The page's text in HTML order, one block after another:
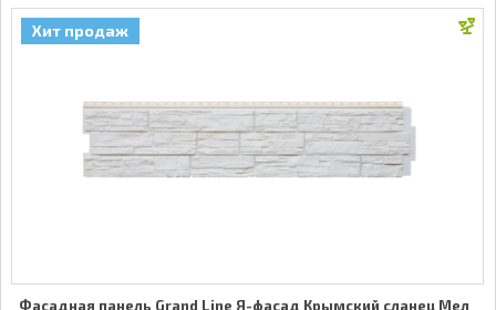
Хит продаж
Фасадная панель Grand Line Я-фасад Крымский сланец Мел